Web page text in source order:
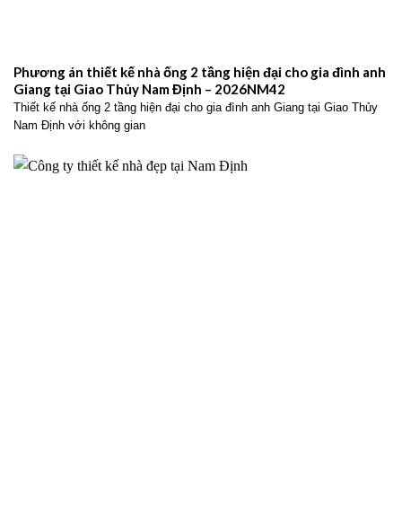
Phương án thiết kế nhà ống 2 tầng hiện đại cho gia đình anh
Giang tại Giao Thủy Nam Định – 2026NM42
Thiết kế nhà ống 2 tầng hiện đại cho gia đình anh Giang tại Giao Thủy
Nam Định với không gian